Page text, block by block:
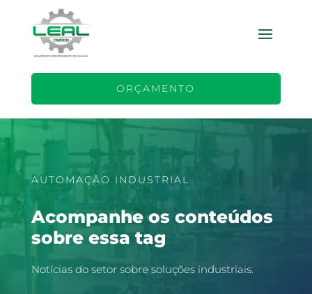
ORÇAMENTO
AUTOMAÇÃO INDUSTRIAL
Acompanhe os conteúdos
sobre essa tag
Notícias do setor sobre soluções industriais.